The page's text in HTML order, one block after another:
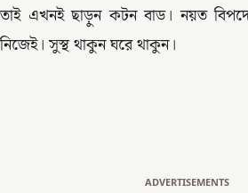
তাই এখনই ছাড়ুন কটন বাড। নয়ত
নিজেই। সুস্থ থাকুন ঘরে থাকুন।
ADVERTISEMENTS